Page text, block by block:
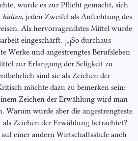
wurde es zur Pflicht gemacht, sich
halten, jeden Zweifel als Anfechtung des
Als hervorragendstes Mittel wurde
eingeschärft. [„]So durchaus
Werke und angestrengtes Berufsleben
zur Erlangung der Seligkeit zu
sind sie als Zeichen der
möchte dazu zu bemerken sein:
Zeichen der Erwählung wird man
Warum wurde aber die angestrengteste
als Zeichen der Erwählung betrachtet?
einer andern Wirtschaftsstufe auch